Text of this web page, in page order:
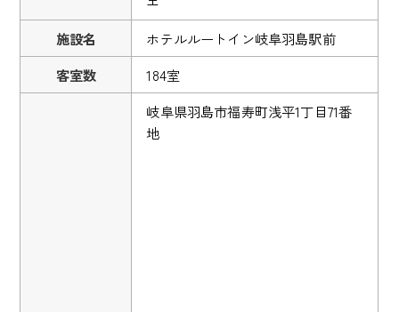
施設名
ホテルルートイン岐阜羽島駅前
客室数
184室
岐阜県羽島市福寿町浅平1丁目71番
地